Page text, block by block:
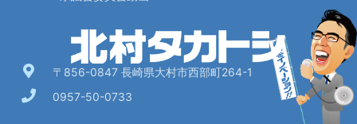
〒856-0847 長崎県大村市西部町264-1
0957-50-0733